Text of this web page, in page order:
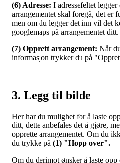
(6) Adresse: I adressefeltet
arrangementet skal foregå, det er
men om du legger det inn vil det
googlemaps på arrangementet ditt.
(7) Opprett arrangement: Når
informasjon trykker du på
3. Legg til bilde
Her har du mulighet for å laste
ditt, dette anbefales det å gjøre,
opprette arrangementet. Om du
du trykke på (1) "Hopp over".
Om du derimot ønsker å laste